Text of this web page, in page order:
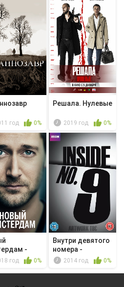
год 0%
Решала. Нулевые
2019 год 0%
-
Last Minute
год 0%
Внутри девятого
номера -
Plodding On
2014 год 0%